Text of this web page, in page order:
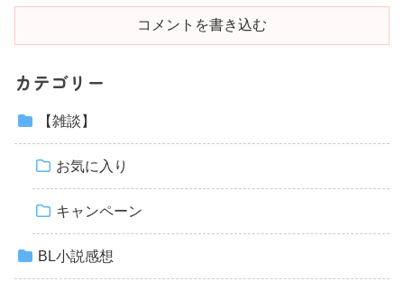
コメントを書き込む
カテゴリー
【雑談】
お気に入り
キャンペーン
BL小説感想